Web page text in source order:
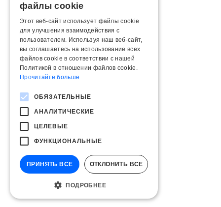
файлы cookie
Этот веб-сайт использует файлы cookie
для улучшения взаимодействия с
пользователем. Используя наш веб-сайт,
вы соглашаетесь на использование всех
файлов cookie в соответствии с нашей
Политикой в ​​отношении файлов cookie.
Прочитайте больше
ОБЯЗАТЕЛЬНЫЕ
АНАЛИТИЧЕСКИЕ
ЦЕЛЕВЫЕ
ФУНКЦИОНАЛЬНЫЕ
ПРИНЯТЬ ВСЕ ОТКЛОНИТЬ ВСЕ
ПОДРОБНЕЕ